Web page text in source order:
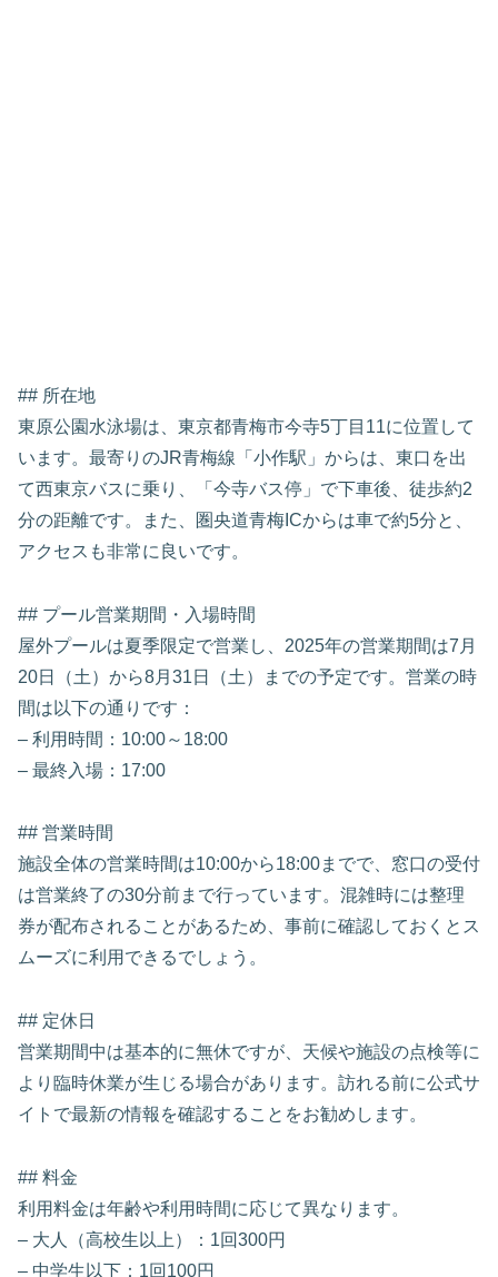
## 所在地
東原公園水泳場は、東京都青梅市今寺5丁目11に位置して
います。最寄りのJR青梅線「小作駅」からは、東口を出
て西東京バスに乗り、「今寺バス停」で下車後、徒歩約2
分の距離です。また、圏央道青梅ICからは車で約5分と、
アクセスも非常に良いです。
## プール営業期間・入場時間
屋外プールは夏季限定で営業し、2025年の営業期間は7月
20日（土）から8月31日（土）までの予定です。営業の時
間は以下の通りです：
– 利用時間：10:00～18:00
– 最終入場：17:00
## 営業時間
施設全体の営業時間は10:00から18:00までで、窓口の受付
は営業終了の30分前まで行っています。混雑時には整理
券が配布されることがあるため、事前に確認しておくとス
ムーズに利用できるでしょう。
## 定休日
営業期間中は基本的に無休ですが、天候や施設の点検等に
より臨時休業が生じる場合があります。訪れる前に公式サ
イトで最新の情報を確認することをお勧めします。
## 料金
利用料金は年齢や利用時間に応じて異なります。
– 大人（高校生以上）：1回300円
– 中学生以下：1回100円